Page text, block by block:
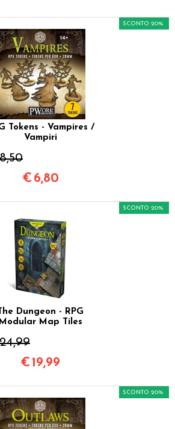
Tokens - Vampires /
Vampiri
SCONTO 20%
€ 6,80
Dungeon - RPG
Modular Map Tiles
SCONTO 20%
€ 19,99
SCONTO 20%